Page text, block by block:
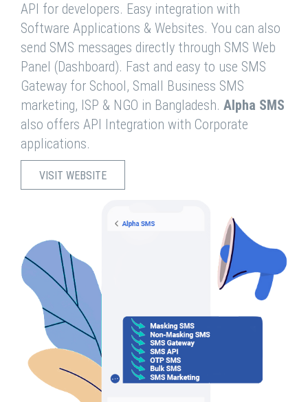
API for developers. Easy integration with
Software Applications & Websites. You can also
send SMS messages directly through SMS Web
Panel (Dashboard). Fast and easy to use SMS
Gateway for School, Small Business SMS
marketing, ISP & NGO in Bangladesh. Alpha SMS
also offers API Integration with Corporate
applications.
VISIT WEBSITE